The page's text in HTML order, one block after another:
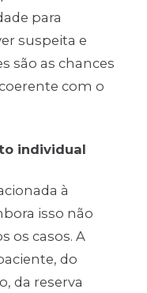
para
suspeita e
são as chances
com o
individual
à
isso não
os casos. A
do
da reserva